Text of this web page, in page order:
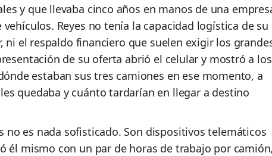
y que llevaba cinco años en manos de una
Reyes no tenía la capacidad logística de su
ni el respaldo financiero que suelen exigir los
de su oferta abrió el celular y mostró a los
estaban sus tres camiones en ese momento, a
quedaba y cuánto tardarían en llegar a destino
no es nada sofisticado. Son dispositivos telemáticos
él mismo con un par de horas de trabajo por